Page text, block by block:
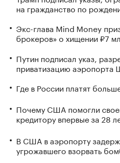
на гражданство по
Экс-глава Mind Money
брокеров» о хищении ₽7
Путин подписал указ,
приватизацию аэропорта
Где в России платят
Почему США помогли
кредитору впервые за 28
В США в аэропорту
угрожавшего взорвать